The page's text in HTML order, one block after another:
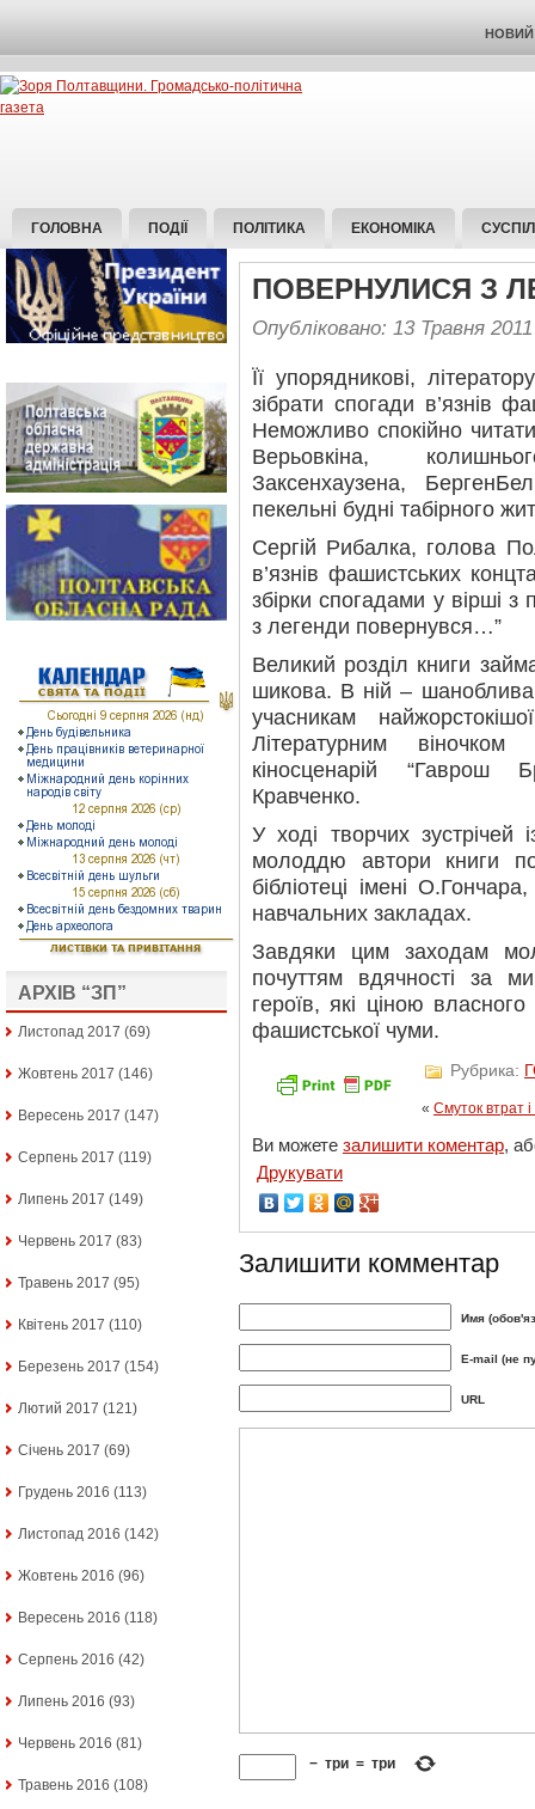
НОВИЙ
ГОЛОВНА ПОДІЇ ПОЛІТИКА ЕКОНОМІКА
АРХІВ “ЗП”
Листопад 2017 (69)
Жовтень 2017 (146)
Вересень 2017 (147)
Серпень 2017 (119)
Липень 2017 (149)
Червень 2017 (83)
Травень 2017 (95)
Квітень 2017 (110)
Березень 2017 (154)
Лютий 2017 (121)
Січень 2017 (69)
Грудень 2016 (113)
Листопад 2016 (142)
Жовтень 2016 (96)
Вересень 2016 (118)
Серпень 2016 (42)
Липень 2016 (93)
Червень 2016 (81)
Травень 2016 (108)
ПОВЕРНУЛИСЯ З
Опубліковано: 13 Травня 2011
Її упорядникові,
зібрати спогади в’язнів
Неможливо спокійно
Верьовкіна,
Заксенхаузена,
пекельні будні табірного
Сергій Рибалка, голова
в’язнів фашистських
збірки спогадами у вірші
з легенди повернувся…”
Великий розділ книги
шикова. В ній – шаноблива
учасникам
Літературним
кіносценарій “Гаврош
Кравченко.
У ході творчих зустрічей
молоддю автори книги
бібліотеці імені
навчальних закладах.
Завдяки цим заходам
почуттям вдячності за
героїв, які ціною
фашистської чуми.
Рубрика:
« Смуток втрат
Ви можете залишити коментар,
Друкувати
Залишити комментар
Имя
E-mail (не
URL
− три = три